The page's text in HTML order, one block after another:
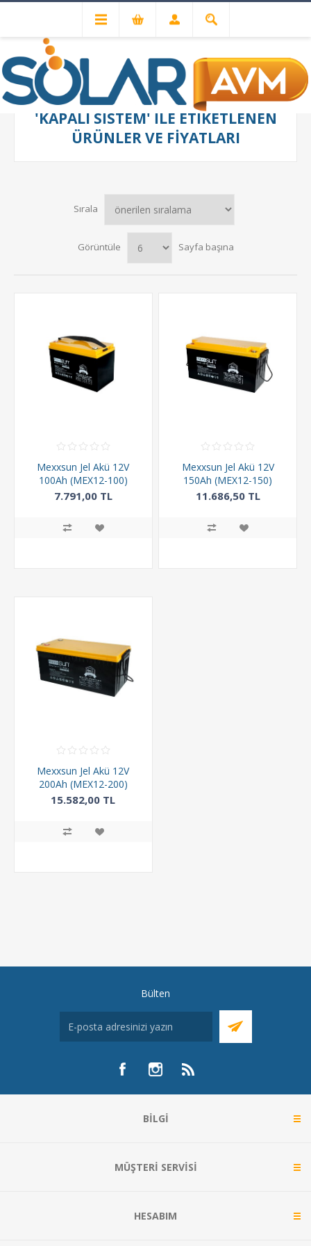
'KAPALI SISTEM' ILE ETIKETLENEN
ÜRÜNLER VE FIYATLARI
Sırala
Görüntüle Sayfa başına
Mexxsun Jel Akü 12V
100Ah (MEX12-100)
7.791,00 TL
Mexxsun Jel Akü 12V
150Ah (MEX12-150)
11.686,50 TL
Mexxsun Jel Akü 12V
200Ah (MEX12-200)
15.582,00 TL
Bülten
BILGI
MÜŞTERI SERVISI
HESABIM